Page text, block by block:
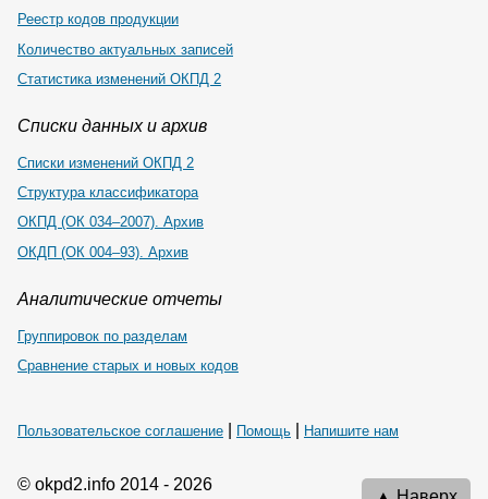
Реестр кодов продукции
Количество актуальных записей
Статистика изменений ОКПД 2
Списки данных и архив
Списки изменений ОКПД 2
Структура классификатора
ОКПД (ОК 034–2007). Архив
ОКДП (ОК 004–93). Архив
Аналитические отчеты
Группировок по разделам
Сравнение старых и новых кодов
Пользовательское соглашение Помощь Напишите нам
© okpd2.info 2014 - 2026